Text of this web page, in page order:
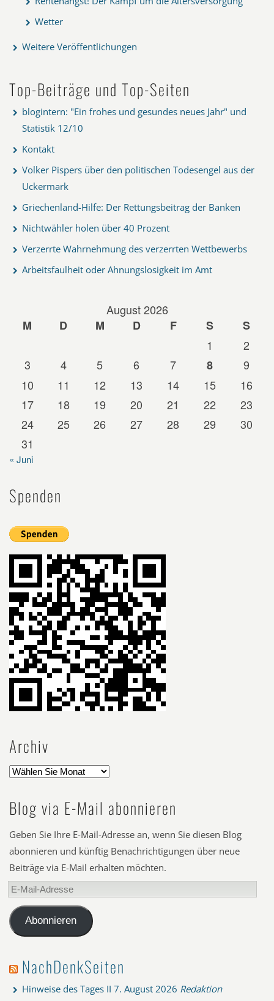
Wetter
Weitere Veröffentlichungen
Top-Beiträge und Top-Seiten
blogintern: "Ein frohes und gesundes neues Jahr" und
Statistik 12/10
Kontakt
Volker Pispers über den politischen Todesengel aus der
Uckermark
Griechenland-Hilfe: Der Rettungsbeitrag der Banken
Nichtwähler holen über 40 Prozent
Verzerrte Wahrnehmung des verzerrten Wettbewerbs
Arbeitsfaulheit oder Ahnungslosigkeit im Amt
August 2026
M
D M D F S
S
1
2
3
4 5 6 7 8
9
10
11 12 13 14 15
16
17
18 19 20 21 22
23
24
25 26 27 28 29
30
31
« Juni
Spenden
Archiv
Blog via E-Mail abonnieren
Geben Sie Ihre E-Mail-Adresse an, wenn Sie diesen Blog
abonnieren und künftig Benachrichtigungen über neue
Beiträge via E-Mail erhalten möchten.
E-
Mail-
AdresseAbonnieren
NachDenkSeiten
Hinweise des Tages II 7. August 2026 Redaktion